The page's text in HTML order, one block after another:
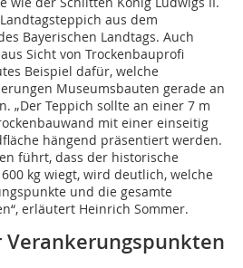
aus dem
Bayerischen Landtags. Auch
Sicht von Trockenbauprofi
Beispiel dafür, welche
Museumsbauten gerade an
„Der Teppich sollte an einer 7 m
mit einer einseitig
hängend präsentiert werden.
führt, dass der historische
kg wiegt, wird deutlich, welche
und die gesamte
erläutert Heinrich Sommer.
Verankerungspunkten